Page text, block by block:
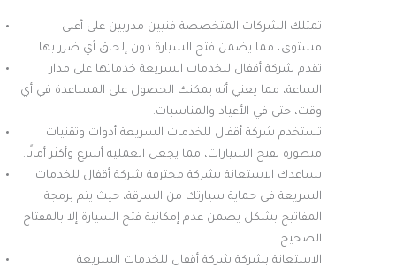
تمتلك الشركات المتخصصة فنيين مدربين على أعلى
مستوى، مما يضمن فتح السيارة دون إلحاق أي ضرر بها.
تقدم شركة أقفال للخدمات السريعة خدماتها على مدار
الساعة، مما يعني أنه يمكنك الحصول على المساعدة في أي
وقت، حتى في الأعياد والمناسبات.
تستخدم شركة أقفال للخدمات السريعة أدوات وتقنيات
متطورة لفتح السيارات، مما يجعل العملية أسرع وأكثر أمانًا.
يساعدك الاستعانة بشركة محترفة شركة أقفال للخدمات
السريعة في حماية سيارتك من السرقة، حيث يتم برمجة
المفاتيح بشكل يضمن عدم إمكانية فتح السيارة إلا بالمفتاح
الصحيح.
الاستعانة بشركة شركة أقفال للخدمات السريعة